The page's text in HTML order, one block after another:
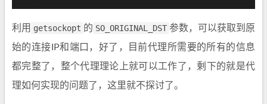
利用 getsockopt 的 SO_ORIGINAL_DST 参数，可以获取到原
始的连接IP和端口，好了，目前代理所需要的所有的信息
都完整了，整个代理理论上就可以工作了，剩下的就是代
理如何实现的问题了，这里就不探讨了。